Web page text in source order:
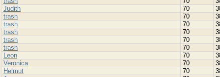
Judith
70
trash
70
trash
70
trash
70
trash
70
trash
70
Leon
70
Veronica
70
Helmut
70